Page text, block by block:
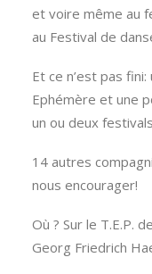
et voire même au
au Festival de
Et ce n’est pas
Ephémère et une
un ou deux
14 autres
nous encourager!
Où ? Sur le T.E.P.
Georg Friedrich